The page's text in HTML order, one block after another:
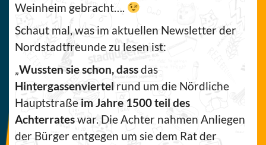
Weinheim gebracht….
Schaut mal, was im aktuellen Newsletter der
Nordstadtfreunde zu lesen ist:
„Wussten sie schon,dassdas
Hintergassenviertel rund um die Nördliche
Hauptstraße im Jahre 1500 teil des
Achterrateswar. Die Achter nahmen Anliegen
der Bürger entgegen um sie dem Rat der